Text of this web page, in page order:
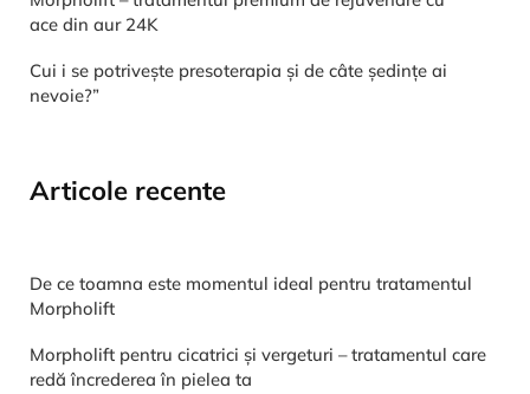
ace din aur 24K
Cui i se potrivește presoterapia și de câte ședințe ai
nevoie?”
Articole recente
De ce toamna este momentul ideal pentru tratamentul
Morpholift
Morpholift pentru cicatrici și vergeturi – tratamentul care
redă încrederea în pielea ta